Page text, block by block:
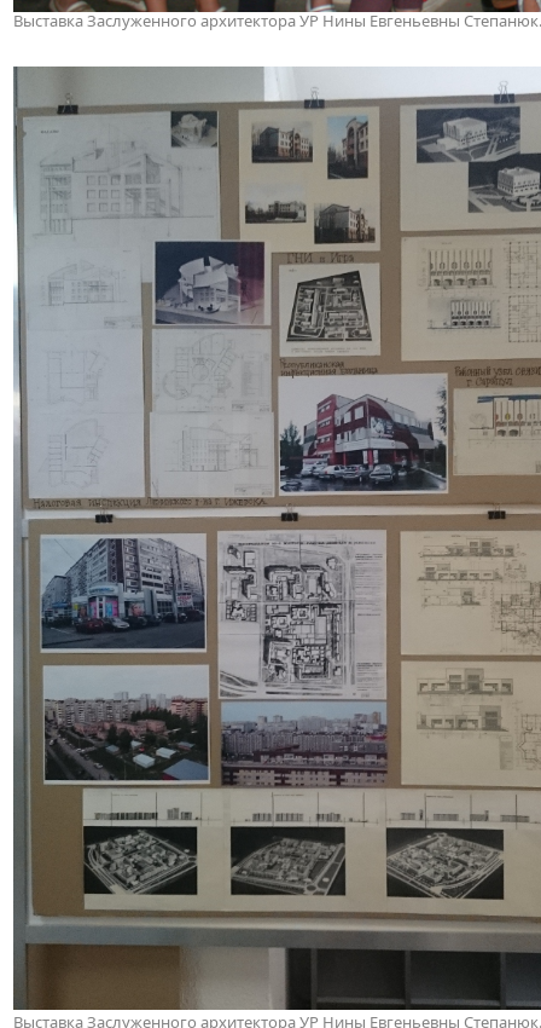
Выставка Заслуженного архитектора УР Нины Евгеньевны
Выставка Заслуженного архитектора УР Нины Евгеньевны